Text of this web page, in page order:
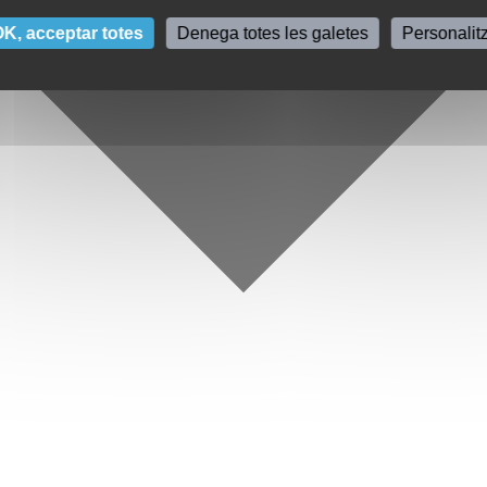
acceptar totes Denega totes les galetes